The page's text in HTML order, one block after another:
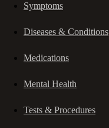
Symptoms
Diseases & Conditions
Medications
Mental Health
Tests & Procedures